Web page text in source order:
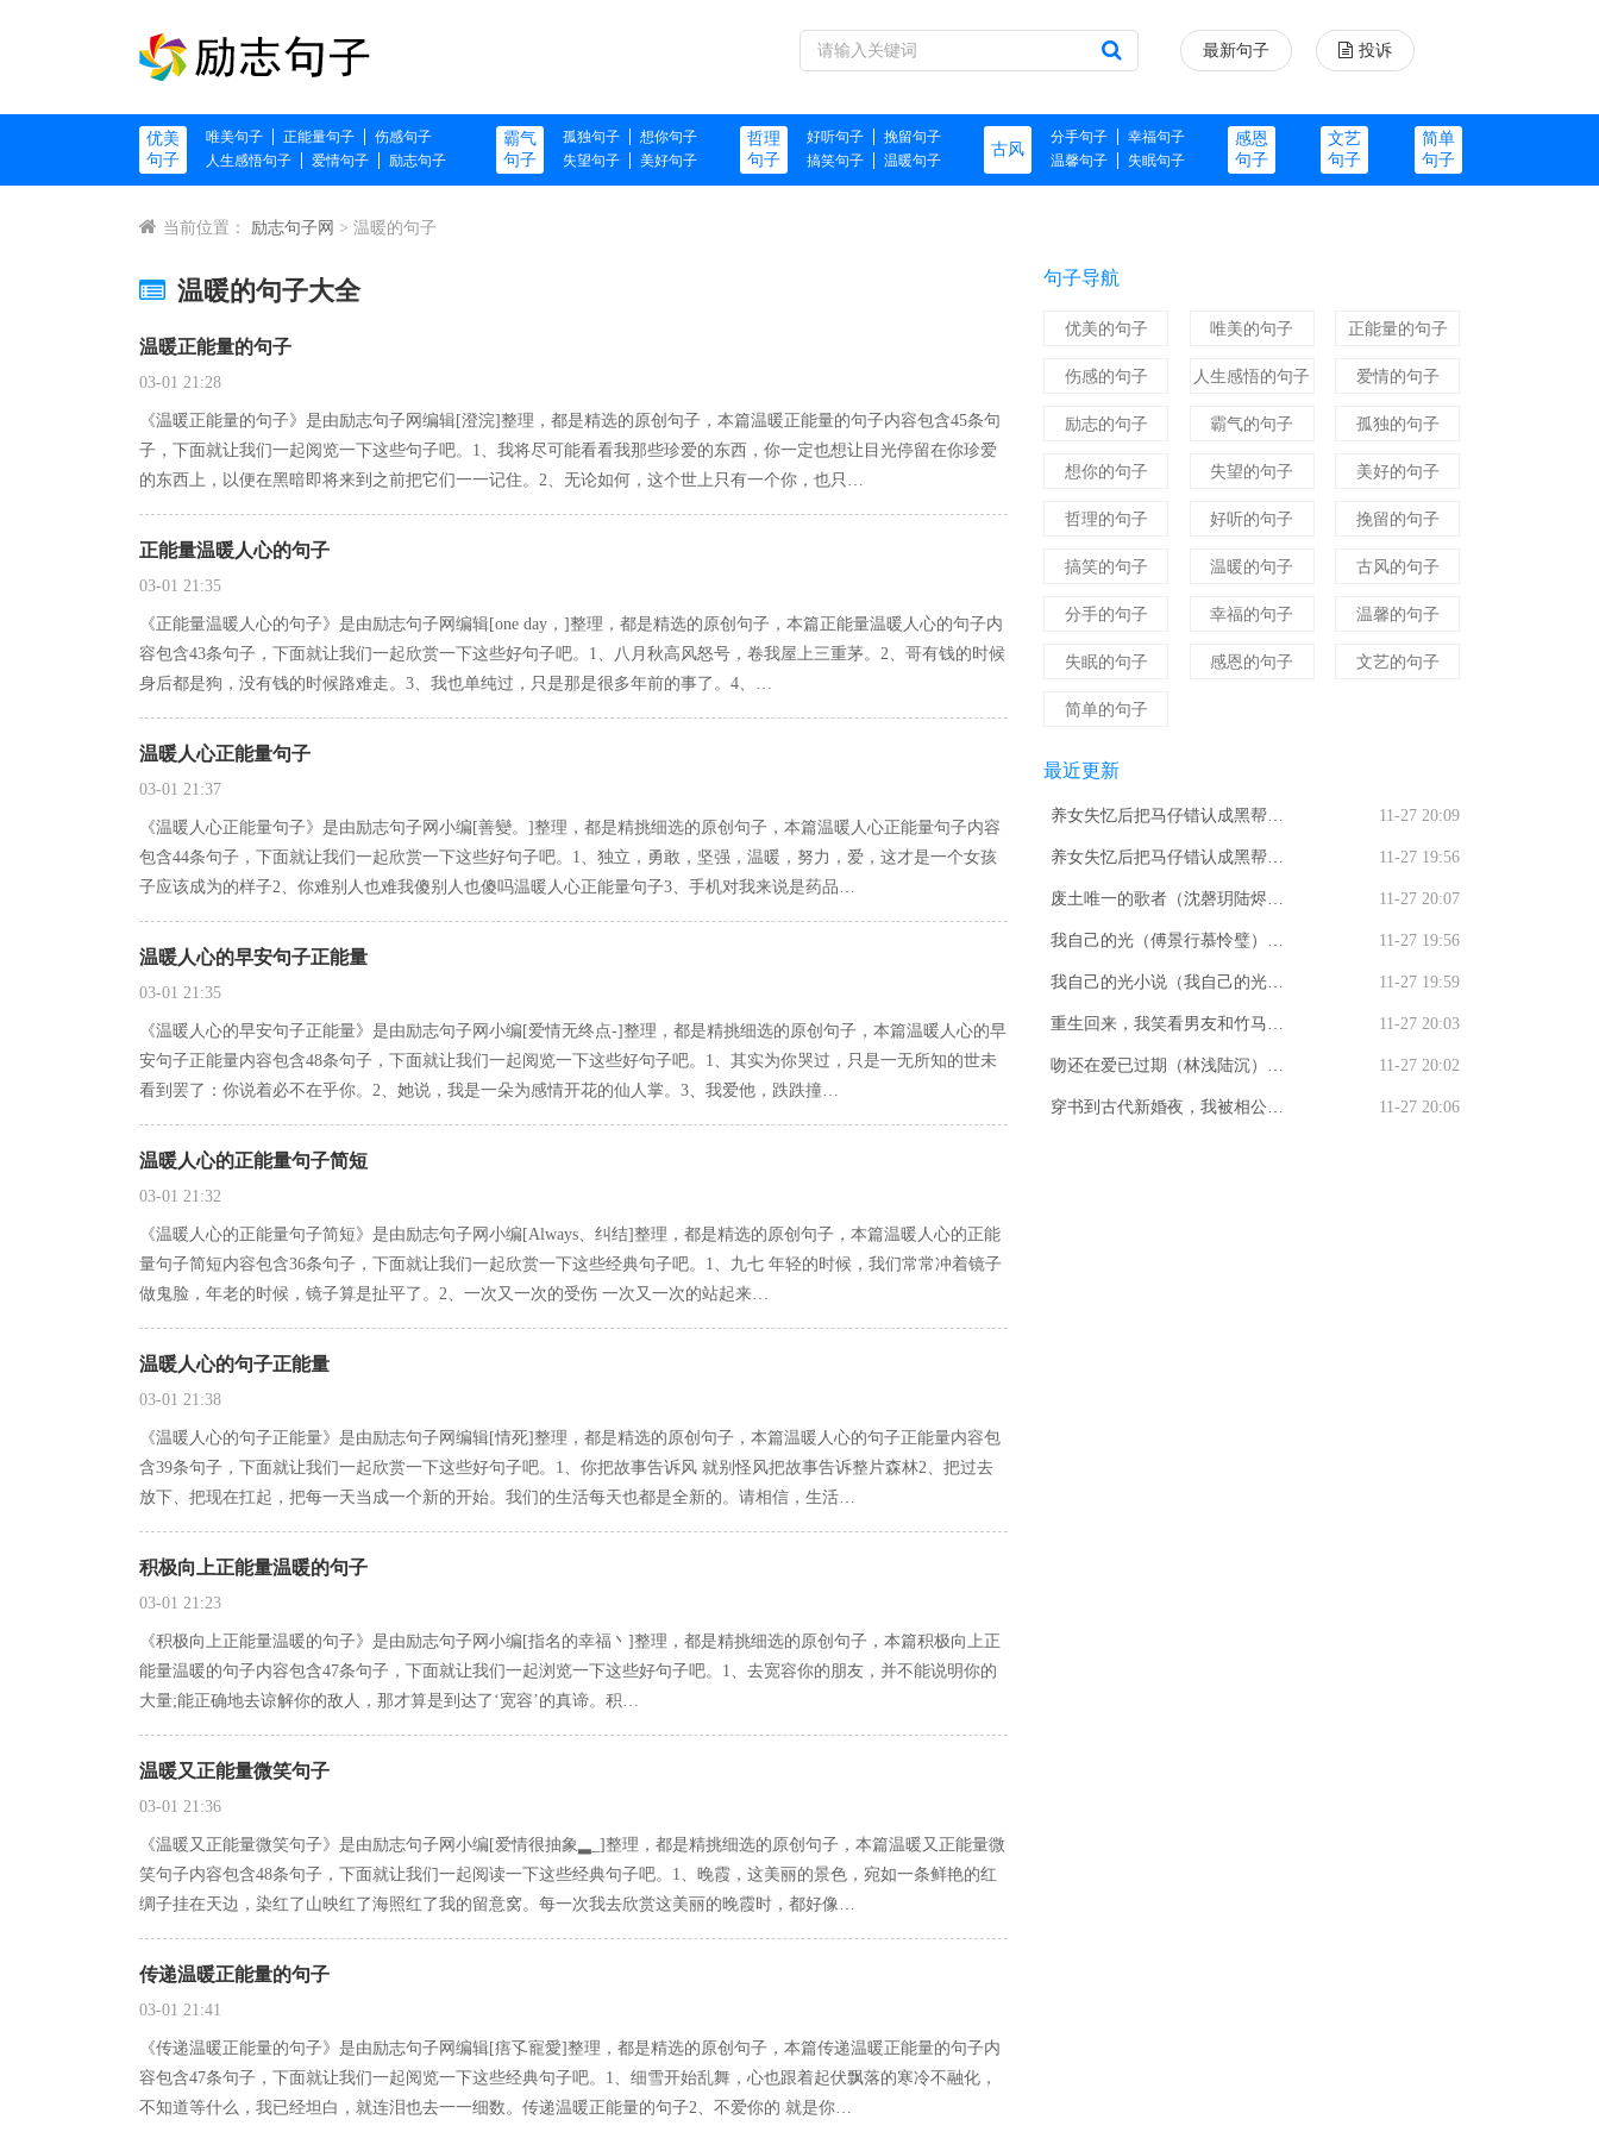
最新句子 投诉
优美
句子
唯美句子 正能量句子
伤感句子
人生感悟句子
爱情句子 励志句子
霸气
句子
孤独句子
想你句子
失望句子
美好句子
哲理
句子
好听句子
挽留句子
搞笑句子
温暖句子
古风
分手句子
幸福句子
温馨句子
失眠句子
感恩
句子
文艺
句子
简单
句子
当前位置： 励志句子网 > 温暖的句子
温暖的句子大全
温暖正能量的句子
03-01 21:28
《温暖正能量的句子》是由励志句子网编辑[澄浣]整理，都是精选的原创句子，本篇温暖正能量的句子内容包含45条句
子，下面就让我们一起阅览一下这些句子吧。1、我将尽可能看看我那些珍爱的东西，你一定也想让目光停留在你珍爱
的东西上，以便在黑暗即将来到之前把它们一一记住。2、无论如何，这个世上只有一个你，也只…
正能量温暖人心的句子
03-01 21:35
《正能量温暖人心的句子》是由励志句子网编辑[one day，]整理，都是精选的原创句子，本篇正能量温暖人心的句子内
容包含43条句子，下面就让我们一起欣赏一下这些好句子吧。1、八月秋高风怒号，卷我屋上三重茅。2、哥有钱的时候
身后都是狗，没有钱的时候路难走。3、我也单纯过，只是那是很多年前的事了。4、…
温暖人心正能量句子
03-01 21:37
《温暖人心正能量句子》是由励志句子网小编[善變。]整理，都是精挑细选的原创句子，本篇温暖人心正能量句子内容
包含44条句子，下面就让我们一起欣赏一下这些好句子吧。1、独立，勇敢，坚强，温暖，努力，爱，这才是一个女孩
子应该成为的样子2、你难别人也难我傻别人也傻吗温暖人心正能量句子3、手机对我来说是药品…
温暖人心的早安句子正能量
03-01 21:35
《温暖人心的早安句子正能量》是由励志句子网小编[爱情无终点-]整理，都是精挑细选的原创句子，本篇温暖人心的早
安句子正能量内容包含48条句子，下面就让我们一起阅览一下这些好句子吧。1、其实为你哭过，只是一无所知的世未
看到罢了：你说着必不在乎你。2、她说，我是一朵为感情开花的仙人掌。3、我爱他，跌跌撞…
温暖人心的正能量句子简短
03-01 21:32
《温暖人心的正能量句子简短》是由励志句子网小编[Always、纠结]整理，都是精选的原创句子，本篇温暖人心的正能
量句子简短内容包含36条句子，下面就让我们一起欣赏一下这些经典句子吧。1、九七 年轻的时候，我们常常冲着镜子
做鬼脸，年老的时候，镜子算是扯平了。2、一次又一次的受伤 一次又一次的站起来…
温暖人心的句子正能量
03-01 21:38
《温暖人心的句子正能量》是由励志句子网编辑[情死]整理，都是精选的原创句子，本篇温暖人心的句子正能量内容包
含39条句子，下面就让我们一起欣赏一下这些好句子吧。1、你把故事告诉风 就别怪风把故事告诉整片森林2、把过去
放下、把现在扛起，把每一天当成一个新的开始。我们的生活每天也都是全新的。请相信，生活…
积极向上正能量温暖的句子
03-01 21:23
《积极向上正能量温暖的句子》是由励志句子网小编[指名的幸福丶]整理，都是精挑细选的原创句子，本篇积极向上正
能量温暖的句子内容包含47条句子，下面就让我们一起浏览一下这些好句子吧。1、去宽容你的朋友，并不能说明你的
大量;能正确地去谅解你的敌人，那才算是到达了‘宽容’的真谛。积…
温暖又正能量微笑句子
03-01 21:36
《温暖又正能量微笑句子》是由励志句子网小编[爱情很抽象▂_]整理，都是精挑细选的原创句子，本篇温暖又正能量微
笑句子内容包含48条句子，下面就让我们一起阅读一下这些经典句子吧。1、晚霞，这美丽的景色，宛如一条鲜艳的红
绸子挂在天边，染红了山映红了海照红了我的留意窝。每一次我去欣赏这美丽的晚霞时，都好像…
传递温暖正能量的句子
03-01 21:41
《传递温暖正能量的句子》是由励志句子网编辑[痦孓寵愛]整理，都是精选的原创句子，本篇传递温暖正能量的句子内
容包含47条句子，下面就让我们一起阅览一下这些经典句子吧。1、细雪开始乱舞，心也跟着起伏飘落的寒冷不融化，
不知道等什么，我已经坦白，就连泪也去一一细数。传递温暖正能量的句子2、不爱你的 就是你…
句子导航
优美的句子 唯美的句子 正能量的句子
伤感的句子 人生感悟的句子 爱情的句子
励志的句子 霸气的句子 孤独的句子
想你的句子 失望的句子 美好的句子
哲理的句子 好听的句子 挽留的句子
搞笑的句子 温暖的句子 古风的句子
分手的句子 幸福的句子 温馨的句子
失眠的句子 感恩的句子 文艺的句子
简单的句子
最近更新
养女失忆后把马仔错认成黑帮大
佬，打我三巴掌断亲全文免费阅读
_（养女失忆后把马仔错认成黑帮
大佬，打我三巴掌断亲）曲童禹臻
最新小说养女失忆后把马仔错认成
黑帮大佬，打我三巴掌断亲
11-27 20:09
养女失忆后把马仔错认成黑帮大
佬，打我三巴掌断亲曲童禹臻知乎
小说全文免费阅读_（养女失忆后
把马仔错认成黑帮大佬，打我三巴
掌断亲）曲童禹臻知乎小说最新章
节列表
11-27 19:56
废土唯一的歌者（沈磬玥陆烬）
全文免费阅读_废土唯一的歌者最
新章节小说免费阅读废土唯一的歌
者
11-27 20:07
我自己的光（傅景行慕怜璧）全
文免费阅读_我自己的光（傅景行
慕怜璧）最新章节列表
11-27 19:56
我自己的光小说（我自己的光）
全文免费阅读_（我自己的光）我
自己的光最新章节列表（我自己的
光）
11-27 19:59
重生回来，我笑看男友和竹马参
加旗袍展梁薇薇林晴儿最新章节_
重生回来，我笑看男友和竹马参加
11-27 20:03
吻还在爱已过期（林浅陆沉）全
文免费阅读_吻还在爱已过期（林
11-27 20:02
穿书到古代新婚夜，我被相公帅 11-27 20:06